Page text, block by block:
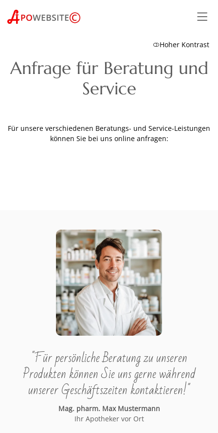
Hoher Kontrast
Anfrage für Beratung und
Service
Für unsere verschiedenen Beratungs- und Service-Leistungen
können Sie bei uns online anfragen:
"Für persönliche Beratung zu unseren
Produkten können Sie uns gerne während
unserer Geschäftszeiten kontaktieren!"
Mag. pharm. Max Mustermann
Ihr Apotheker vor Ort